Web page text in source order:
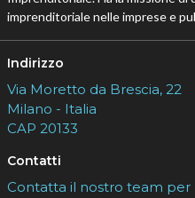
imprenditoriale nelle imprese e
Indirizzo
Via Moretto da Brescia, 22
Milano - Italia
CAP 20133
Contatti
Contatta il nostro team per